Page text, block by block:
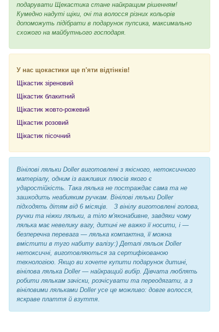
подарувати Щекастика стане найкращим рішенням!
Кумедно надуті щіки, очі та волосся різних кольорів
допоможуть підібрати в подарунок пупсика, максимально
схожого на майбутнього господаря.
У нас щокастики ще п'яти відтінків!
Щікастик зіреновий
Щікастик блакитний
Щікастик жовто-рожевий
Щікастик розовий
Щікастик пісочний
Вінілові ляльки Doller виготовлені з якісного, нетоксичного
матеріалу, одним із важливих плюсів якого є
ударостійкість. Така лялька не постраждає сама та не
зашкодить неабияким ручкам. Вінілові ляльки Doller
підходять дітям від 6 місяців. З вінілу виготовлені голова,
ручки та ніжки ляльки, а тіло м'яконабивне, завдяки чому
лялька має невелику вагу, дитині не важко її носити, і —
безперечна перевага — лялька компактна, її можна
вмістити в туго набиту валізу:) Деталі ляльок Doller
нетоксичні, виготовляються за сертифікованою
технологією. Якщо ви хочете купити подарунок дитині,
вінілова лялька Doller — найкращий вибір. Дівчата люблять
робити лялькам зачіски, розчісувати та переодягати, а з
вініловими ляльками Doller усе це можливо: довге волосся,
яскраве плаття й взуття